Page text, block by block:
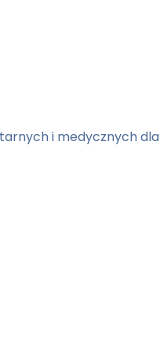
i medycznych